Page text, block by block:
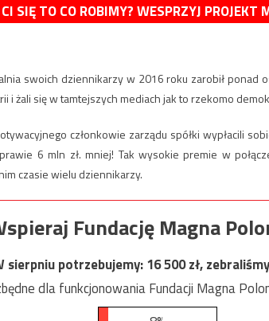
SIĘ TO CO ROBIMY? WESPRZYJ PROJEKT
swoich dziennikarzy w 2016 roku zarobił ponad
i żali się w tamtejszych mediach jak to rzekomo
członkowie zarządu spółki wypłacili
6 mln zł. mniej! Tak wysokie premie w
czasie wielu dziennikarzy.
Fundację Magna
sierpniu potrzebujemy:16 500zł,
dla funkcjonowania Fundacji Magna